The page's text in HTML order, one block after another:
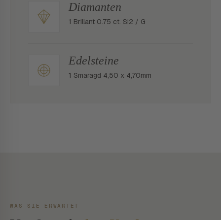
Diamanten
1 Brillant 0.75 ct. Si2 / G
Edelsteine
1 Smaragd 4,50 x 4,70mm
WAS SIE ERWARTET